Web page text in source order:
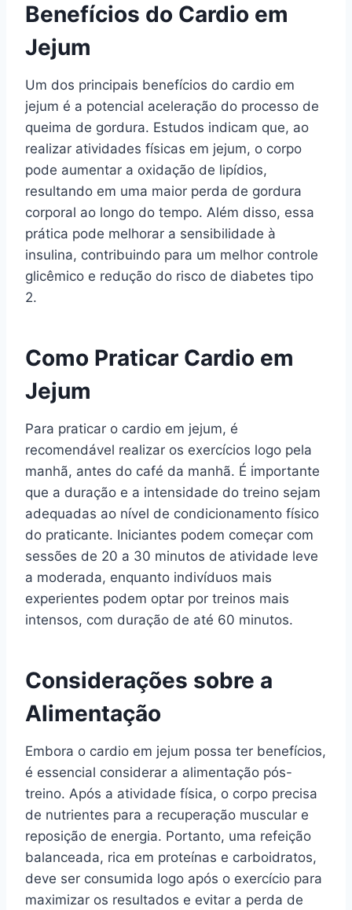
Benefícios do Cardio em
Jejum
Um dos principais benefícios do cardio em
jejum é a potencial aceleração do processo de
queima de gordura. Estudos indicam que, ao
realizar atividades físicas em jejum, o corpo
pode aumentar a oxidação de lipídios,
resultando em uma maior perda de gordura
corporal ao longo do tempo. Além disso, essa
prática pode melhorar a sensibilidade à
insulina, contribuindo para um melhor controle
glicêmico e redução do risco de diabetes tipo
2.
Como Praticar Cardio em
Jejum
Para praticar o cardio em jejum, é
recomendável realizar os exercícios logo pela
manhã, antes do café da manhã. É importante
que a duração e a intensidade do treino sejam
adequadas ao nível de condicionamento físico
do praticante. Iniciantes podem começar com
sessões de 20 a 30 minutos de atividade leve
a moderada, enquanto indivíduos mais
experientes podem optar por treinos mais
intensos, com duração de até 60 minutos.
Considerações sobre a
Alimentação
Embora o cardio em jejum possa ter benefícios,
é essencial considerar a alimentação pós-
treino. Após a atividade física, o corpo precisa
de nutrientes para a recuperação muscular e
reposição de energia. Portanto, uma refeição
balanceada, rica em proteínas e carboidratos,
deve ser consumida logo após o exercício para
maximizar os resultados e evitar a perda de